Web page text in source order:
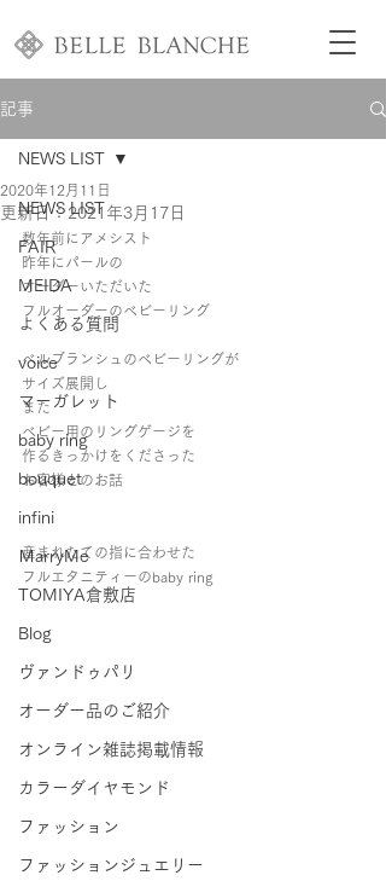
記事
NEWS LIST
FAIR
MEIDA
よくある質問
voice
マーガレット
baby ring
bouquet
infini
ＭarryMe
TOMIYA倉敷店
Blog
ヴァンドゥパリ
オーダー品のご紹介
オンライン雑誌掲載情報
カラーダイヤモンド
ファッション
ファッションジュエリー
NEWS LIST
2020年12月11日
更新日： 2021年3月17日
数年前にアメシスト
昨年にパールの
オーダーいただいた
フルオーダーのベビーリング
ベルブランシュのベビーリングが
サイズ展開し
また
ベビー用のリングゲージを
作るきっかけをくださった
お客様とのお話
産まれたての指に合わせた
フルエタニティーのbaby ring